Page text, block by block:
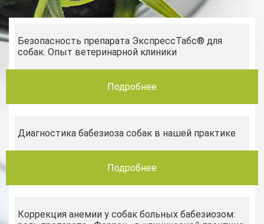
Безопасность препарата ЭкспрессТабс® для
собак. Опыт ветеринарной клиники
Подробнее
Диагностика бабезиоза собак в нашей практике
Подробнее
Коррекция анемии у собак больных бабезиозом: